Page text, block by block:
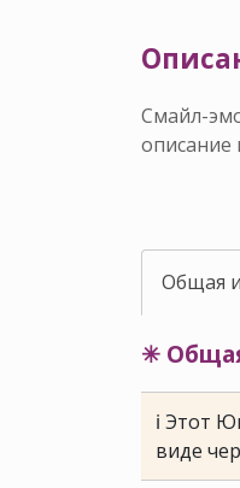
Смайл-
описание
Общая
✳
ℹ Этот
виде